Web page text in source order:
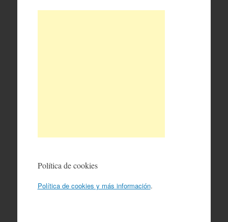
Política de cookies
Política de cookies y más información.